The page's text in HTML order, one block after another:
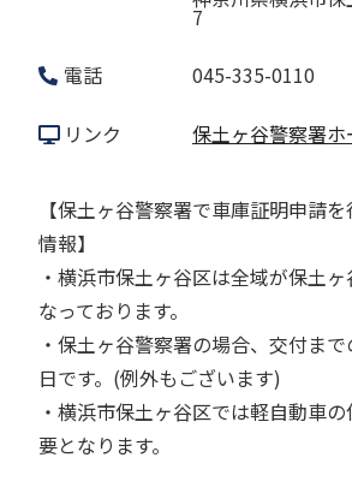
7
電話
045-335-0110
リンク 保土ヶ谷警察署
【保土ヶ谷警察署で車庫証明申請
情報】
・横浜市保土ヶ谷区は全域が保土
なっております。
・保土ヶ谷警察署の場合、交付ま
日です。(例外もございます)
・横浜市保土ヶ谷区では軽自動車
要となります。